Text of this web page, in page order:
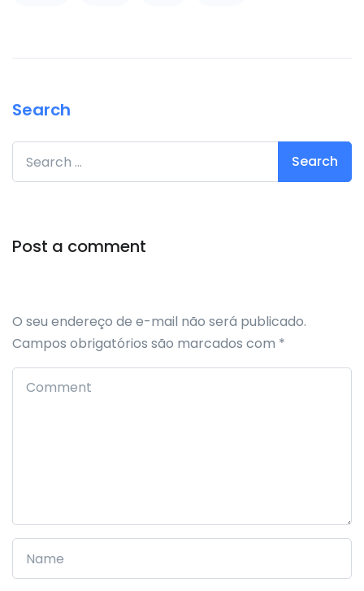
Search
Search for:
Post a comment
O seu endereço de e-mail não será publicado.
Campos obrigatórios são marcados com *